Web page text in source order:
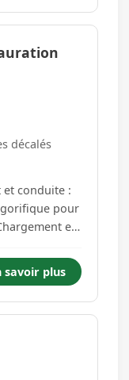
décalés
et conduite :
pour
puis
-
savoir plus